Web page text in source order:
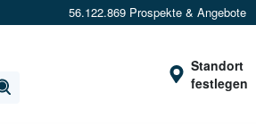
56.122.869 Prospekte & Angebote
Standort
festlegen